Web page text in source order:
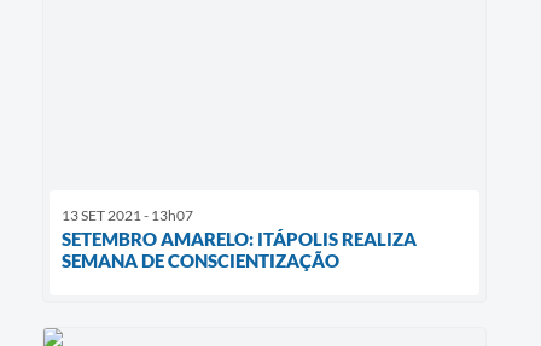
13 SET 2021 - 13h07
SETEMBRO AMARELO: ITÁPOLIS REALIZA
SEMANA DE CONSCIENTIZAÇÃO